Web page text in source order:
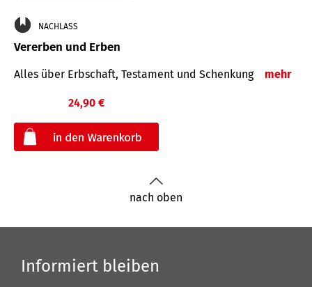
NACHLASS
Vererben und Erben
Alles über Erbschaft, Testament und Schenkung mehr
24,90 €
nach oben
Informiert bleiben